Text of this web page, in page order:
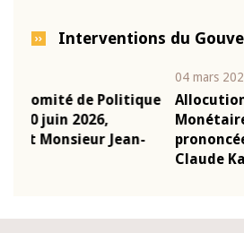
Interventions du
Allocution d'ouverture du
Monétaire de la BCEAO du 4
prononcée par son Président